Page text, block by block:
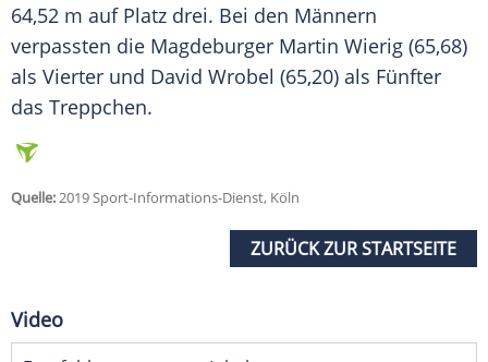
64,52 m auf Platz drei. Bei den Männern
verpassten die Magdeburger Martin Wierig (65,68)
als Vierter und David Wrobel (65,20) als Fünfter
das Treppchen.
Quelle:2019 Sport-Informations-Dienst, Köln
ZURÜCK ZUR STARTSEITE
Video